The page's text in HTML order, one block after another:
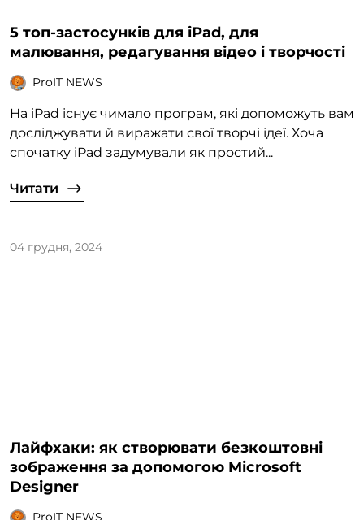
5 топ-застосунків для iPad, для
малювання, редагування відео і творчості
ProIT NEWS
На iPad існує чимало програм, які допоможуть вам
досліджувати й виражати свої творчі ідеї. Хоча
спочатку iPad задумували як простий...
Читати
04 грудня, 2024
Лайфхаки: як створювати безкоштовні
зображення за допомогою Microsoft
Designer
ProIT NEWS